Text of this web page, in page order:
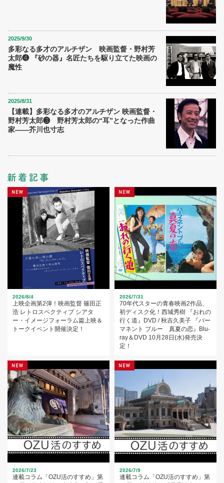
2025/9/30
多彩なる多才のアルチザン 映画監督・野村芳
太郎❹ 『砂の器』名匠たちを駆り立てた映画の
魔性
2025/8/31
【連載】多彩なる多才のアルチザン 映画監督・
野村芳太郎❸ 野村芳太郎の“耳”となった作曲
家――芥川也寸志
2026/8/4
上映企画第2弾！映画監督 篠田正
浩 レトロスペクティブ シアタ
ー・イメージフォーラム篇上映＆
トークイベント開催決定！
2026/7/31
70年代スターの青春映画2作品、
初ディスク化！西城秀樹 『おれの
行く道』DVD / 秋吉久美子 『パー
マネント ブルー 真夏の恋』Blu-
ray＆DVD 10月28日(水)発売決
定！
2026/7/23
連載コラム「OZU活のすすめ」第
2026/7/9
連載コラム「OZU活のすすめ」第